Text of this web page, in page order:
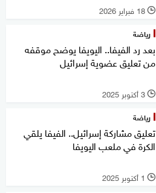
l 18 فبراير 2026
رياضة
بعد رد الفيفا.. اليويفا يوضح موقفه
من تعليق عضوية إسرائيل
l 3 أكتوبر 2025
رياضة
تعليق مشاركة إسرائيل.. الفيفا يلقي
الكرة في ملعب اليويفا
l 1 أكتوبر 2025